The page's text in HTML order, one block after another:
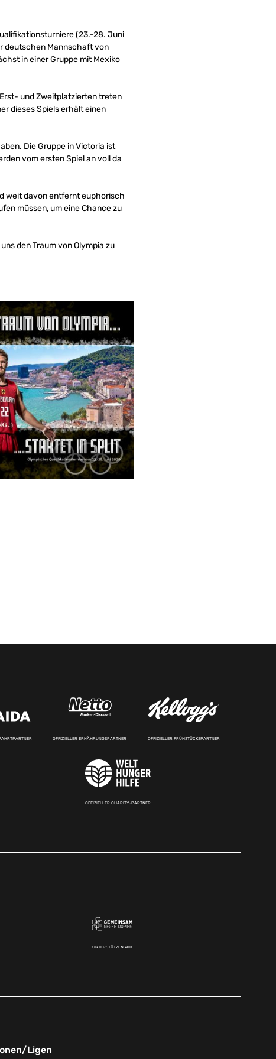
(23.-28. Juni
deutschen Mannschaft von
in einer Gruppe mit Mexiko
und Zweitplatzierten treten
dieses Spiels erhält einen
Die Gruppe in Victoria ist
vom ersten Spiel an voll da
weit davon entfernt euphorisch
müssen, um eine Chance zu
den Traum von Olympia zu
OFFIZIELLER ERNÄHRUNGSPARTNER OFFIZIELLER FRÜHSTÜCKSPARTNER
OFFIZIELLER CHARITY-PARTNER
UNTERSTÜTZEN WIR
Ligen